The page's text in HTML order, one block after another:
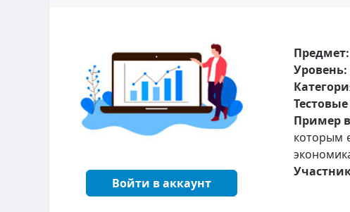
Войти в аккаунт
Предмет:
Уровень:
Пример
которым